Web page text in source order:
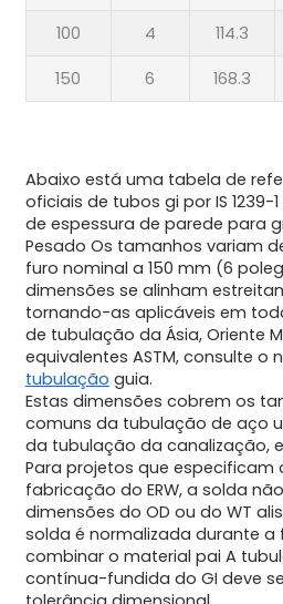
100 4 114.3
150 6 168.3
Abaixo está uma tabela de
oficiais de tubos gi por IS 1239-
de espessura de parede para
Pesado Os tamanhos variam
furo nominal a 150 mm (6
dimensões se alinham
tornando-as aplicáveis em
de tubulação da Ásia, Oriente
equivalentes ASTM, consulte o
tubulação guia.
Estas dimensões cobrem os
comuns da tubulação de aço
da tubulação da canalização,
Para projetos que especificam
fabricação do ERW, a solda
dimensões do OD ou do WT
solda é normalizada durante
combinar o material pai A
contínua-fundida do GI deve